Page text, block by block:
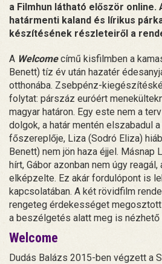
a Filmhun látható először online.
határmenti kaland és lírikus
készítésének részleteiről a
A Welcomecímű kisfilmben a
Benett) tíz év után hazatér
otthonába. Zsebpénz-
folytat: párszáz euróért
magyar határon. Egy este nem a
dolgok, a határ mentén elszabadul
főszereplője, Liza (Sodró Eliza)
Benett) nem jön haza éjjel. Másnap
hírt, Gábor azonban nem úgy reagál,
elképzelte. Ez akár fordulópont is
kapcsolatában. A két rövidfilm
rengeteg érdekességet
a beszélgetés alatt meg is nézhető
Welcome
Dudás Balázs 2015-ben végzett a